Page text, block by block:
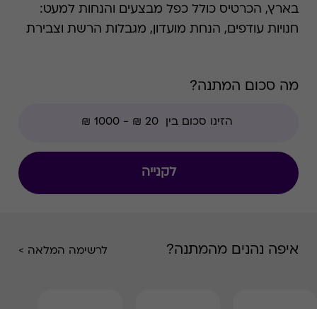
בארץ, הכרטיס כולל כפל מבצעים והנחות למעט:
חנויות עודפים, הנחת מועדון, מגבלות הרשת וצבירת
מה סכום המתנה?
לקנייה
איפה נהנים מהמתנה? לרשימה המלאה >